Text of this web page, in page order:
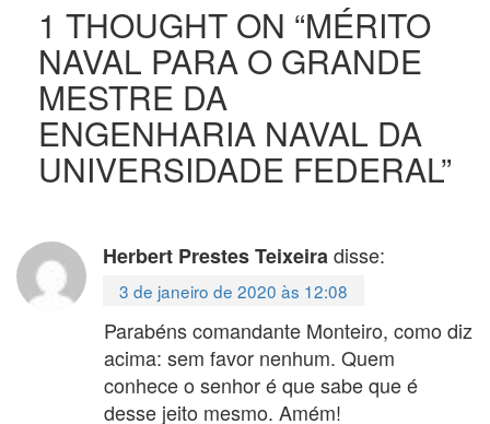
1 THOUGHT ON “MÉRITO
NAVAL PARA O GRANDE
MESTRE DA
ENGENHARIA NAVAL DA
UNIVERSIDADE FEDERAL”
Herbert Prestes Teixeiradisse:
3 de janeiro de 2020 às 12:08
Parabéns comandante Monteiro, como diz
acima: sem favor nenhum. Quem
conhece o senhor é que sabe que é
desse jeito mesmo. Amém!